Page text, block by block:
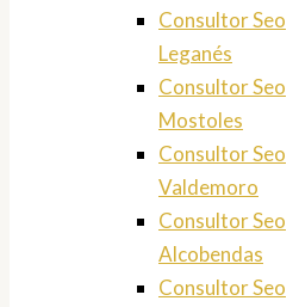
Consultor Seo
Leganés
Consultor Seo
Mostoles
Consultor Seo
Valdemoro
Consultor Seo
Alcobendas
Consultor Seo